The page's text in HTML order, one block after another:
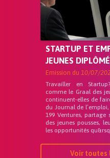
STARTUP ET
JEUNES
Emission du 10/07/
Travailler en
comme le Graal des
continuent-elles de
du Journal de
199 Ventures, partage
des jeunes pousses,
les opportunités
Voir toutes